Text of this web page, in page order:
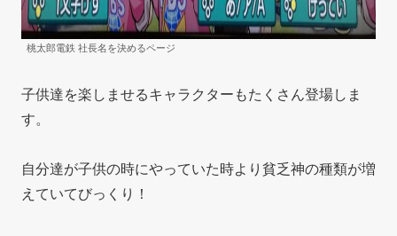
桃太郎電鉄 社長名を決めるページ
子供達を楽しませるキャラクターもたくさん登場しま
す。
自分達が子供の時にやっていた時より貧乏神の種類が増
えていてびっくり！